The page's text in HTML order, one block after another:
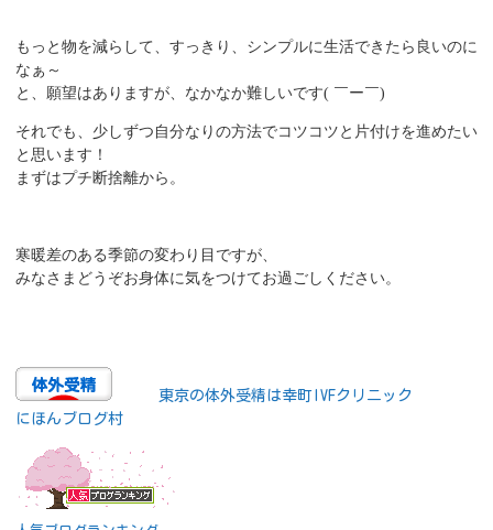
もっと物を減らして、すっきり、シンプルに生活できたら良いのに
なぁ～
と、願望はありますが、なかなか難しいです( ￣ー￣)
それでも、少しずつ自分なりの方法でコツコツと片付けを進めたい
と思います！
まずはプチ断捨離から。
寒暖差のある季節の変わり目ですが、
みなさまどうぞお身体に気をつけてお過ごしください。
東京の体外受精は幸町IVFクリニック
にほんブログ村